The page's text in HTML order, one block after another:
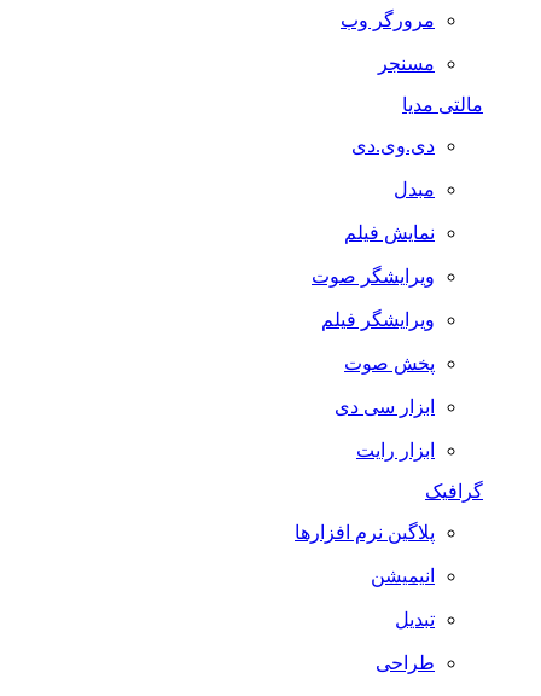
مرورگر وب
مسنجر
مالتی مدیا
دی.وی.دی
مبدل
نمایش فیلم
ویرایشگر صوت
ویرایشگر فیلم
پخش صوت
ابزار سی دی
ابزار رایت
گرافیک
پلاگین نرم افزارها
انیمیشن
تبدیل
طراحی